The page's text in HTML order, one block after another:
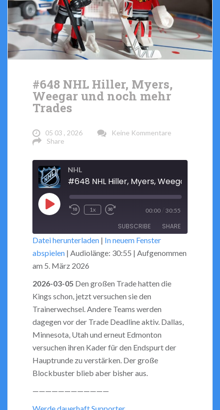
#648 NHL Hiller, Myers,
Weegar und noch mehr
Trades
05 03 , 2026
Keine Kommentare
Share
NHL
Play
Rewind
Seconds
1x
Fast
Forward
30
seconds
00:00 30:55
SUBSCRIBE SHARE
RSS FEED
SHARE
EMBED
Datei herunterladen | In neuem Fenster
abspielen | Audiolänge: 30:55 | Aufgenommen
am 5. März 2026
2026-03-05 Den großen Trade hatten die
Kings schon, jetzt versuchen sie den
Trainerwechsel. Andere Teams werden
dagegen vor der Trade Deadline aktiv. Dallas,
Minnesota, Utah und erneut Edmonton
versuchen ihren Kader für den Endspurt der
Hauptrunde zu verstärken. Der große
Blockbuster blieb aber bisher aus.
————————————